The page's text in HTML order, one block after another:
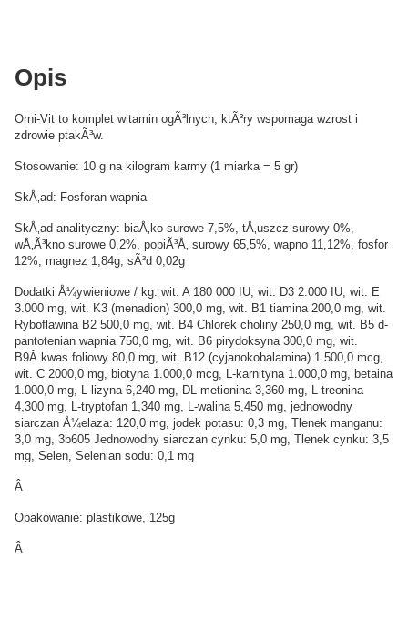
Opis
Orni-Vit to komplet witamin ogÃ³lnych, ktÃ³ry wspomaga wzrost i
zdrowie ptakÃ³w.
Stosowanie: 10 g na kilogram karmy (1 miarka = 5 gr)
SkÅ‚ad: Fosforan wapnia
SkÅ‚ad analityczny: biaÅ‚ko surowe 7,5%, tÅ‚uszcz surowy 0%,
wÅ‚Ã³kno surowe 0,2%, popiÃ³Å‚ surowy 65,5%, wapno 11,12%, fosfor
12%, magnez 1,84g, sÃ³d 0,02g
Dodatki Å¼ywieniowe / kg: wit. A 180 000 IU, wit. D3 2.000 IU, wit. E
3.000 mg, wit. K3 (menadion) 300,0 mg, wit. B1 tiamina 200,0 mg, wit.
Ryboflawina B2 500,0 mg, wit. B4 Chlorek choliny 250,0 mg, wit. B5 d-
pantotenian wapnia 750,0 mg, wit. B6 pirydoksyna 300,0 mg, wit.
B9Â kwas foliowy 80,0 mg, wit. B12 (cyjanokobalamina) 1.500,0 mcg,
wit. C 2000,0 mg, biotyna 1.000,0 mcg, L-karnityna 1.000,0 mg, betaina
1.000,0 mg, L-lizyna 6,240 mg, DL-metionina 3,360 mg, L-treonina
4,300 mg, L-tryptofan 1,340 mg, L-walina 5,450 mg, jednowodny
siarczan Å¼elaza: 120,0 mg, jodek potasu: 0,3 mg, Tlenek manganu:
3,0 mg, 3b605 Jednowodny siarczan cynku: 5,0 mg, Tlenek cynku: 3,5
mg, Selen, Selenian sodu: 0,1 mg
Â
Opakowanie: plastikowe, 125g
Â